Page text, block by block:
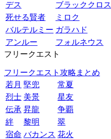
デス
ブラッククロス
死せる賢者
ミロク
バルテルミー ガラハド
アンルー
フォルネウス
フリークエスト
フリークエスト攻略まとめ
若月 堅兜
常夏
烈士 美景
星友
伝承 昇龍
争覇
絆
黎明
翠
宿命 バカンス 花火